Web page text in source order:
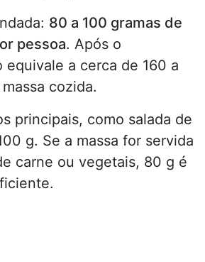
80 a 100 gramas de
pessoa. Após o
equivale a cerca de 160 a
cozida.
principais, como salada de
g. Se a massa for servida
carne ou vegetais, 80 g é